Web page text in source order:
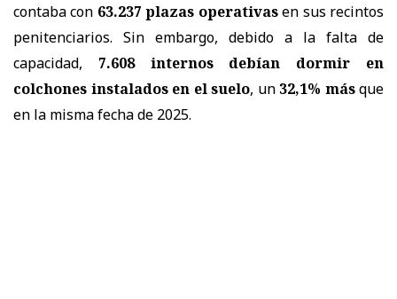
contaba con 63.237 plazas operativasen sus recintos
penitenciarios. Sin embargo, debido a la falta de
capacidad, 7.608 internos debían dormir en
colchones instalados en el suelo, un 32,1% másque
en la misma fecha de 2025.